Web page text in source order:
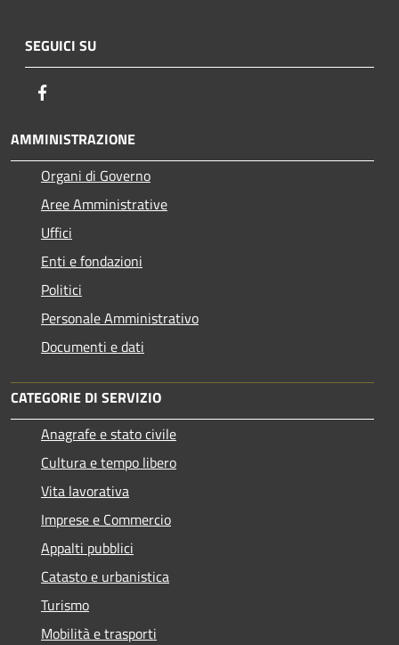
SEGUICI SU
AMMINISTRAZIONE
Organi di Governo
Aree Amministrative
Uffici
Enti e fondazioni
Politici
Personale Amministrativo
Documenti e dati
CATEGORIE DI SERVIZIO
Anagrafe e stato civile
Cultura e tempo libero
Vita lavorativa
Imprese e Commercio
Appalti pubblici
Catasto e urbanistica
Turismo
Mobilità e trasporti